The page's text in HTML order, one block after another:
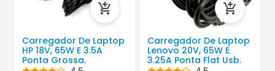
Carregador De Laptop
HP 18V, 65W E 3.5A
Ponta Grossa.
Carregador De Laptop
Lenovo 20V, 65W E
3.25A Ponta Flat Usb.